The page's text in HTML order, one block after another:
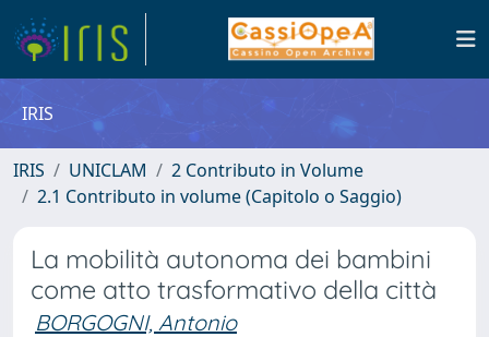
IRIS
IRIS UNICLAM
2 Contributo in Volume
2.1 Contributo in volume (Capitolo o Saggio)
La mobilità autonoma dei bambini
come atto trasformativo della città
BORGOGNI, Antonio